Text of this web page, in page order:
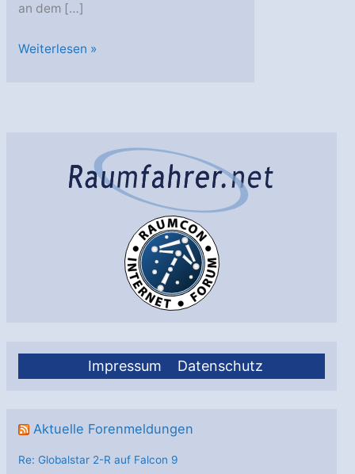
Impressum Datenschutz
Aktuelle Forenmeldungen
Re: Globalstar 2-R auf Falcon 9
an dem […]
Mynaric:
Weiterlesen »